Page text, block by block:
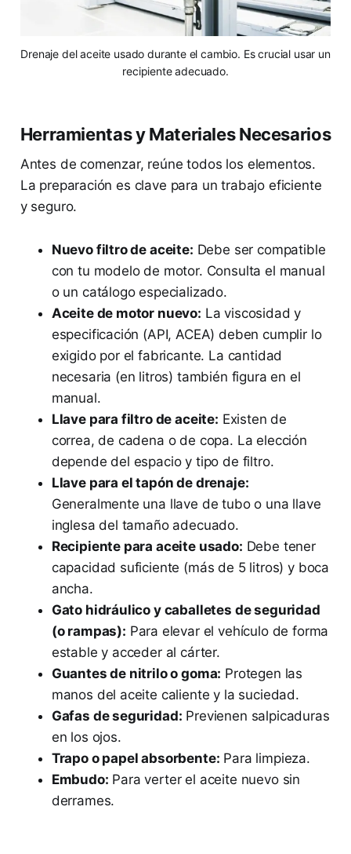
Drenaje del aceite usado durante el cambio. Es crucial usar un
recipiente adecuado.
Herramientas y Materiales Necesarios
Antes de comenzar, reúne todos los elementos.
La preparación es clave para un trabajo eficiente
y seguro.
Nuevo filtro de aceite: Debe ser compatible
con tu modelo de motor. Consulta el manual
o un catálogo especializado.
Aceite de motor nuevo: La viscosidad y
especificación (API, ACEA) deben cumplir lo
exigido por el fabricante. La cantidad
necesaria (en litros) también figura en el
manual.
Llave para filtro de aceite: Existen de
correa, de cadena o de copa. La elección
depende del espacio y tipo de filtro.
Llave para el tapón de drenaje:
Generalmente una llave de tubo o una llave
inglesa del tamaño adecuado.
Recipiente para aceite usado: Debe tener
capacidad suficiente (más de 5 litros) y boca
ancha.
Gato hidráulico y caballetes de seguridad
(o rampas): Para elevar el vehículo de forma
estable y acceder al cárter.
Guantes de nitrilo o goma: Protegen las
manos del aceite caliente y la suciedad.
Gafas de seguridad: Previenen salpicaduras
en los ojos.
Trapo o papel absorbente: Para limpieza.
Embudo: Para verter el aceite nuevo sin
derrames.